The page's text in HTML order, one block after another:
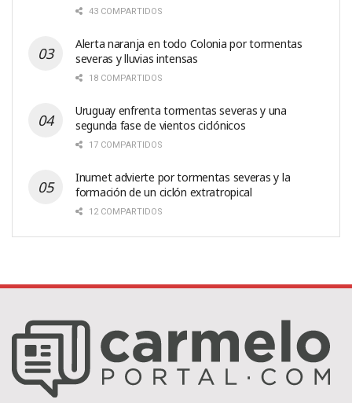
43 COMPARTIDOS
Alerta naranja en todo Colonia por tormentas
severas y lluvias intensas
18 COMPARTIDOS
Uruguay enfrenta tormentas severas y una
segunda fase de vientos ciclónicos
17 COMPARTIDOS
Inumet advierte por tormentas severas y la
formación de un ciclón extratropical
12 COMPARTIDOS